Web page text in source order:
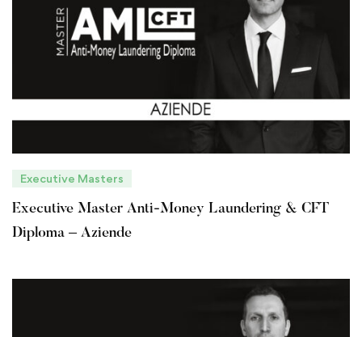
Executive Masters
Executive Master Anti-Money Laundering & CFT
Diploma – Aziende